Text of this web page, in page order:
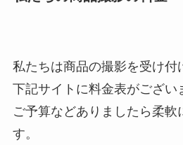
私たちは商品の撮影を受け付
下記サイトに料金表がござい
ご予算などありましたら柔軟
す。